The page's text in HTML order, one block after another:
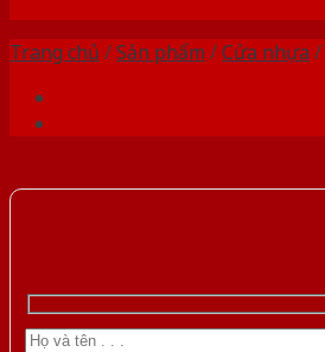
Trang chủ /Sản phẩm /Cửa nhựa /